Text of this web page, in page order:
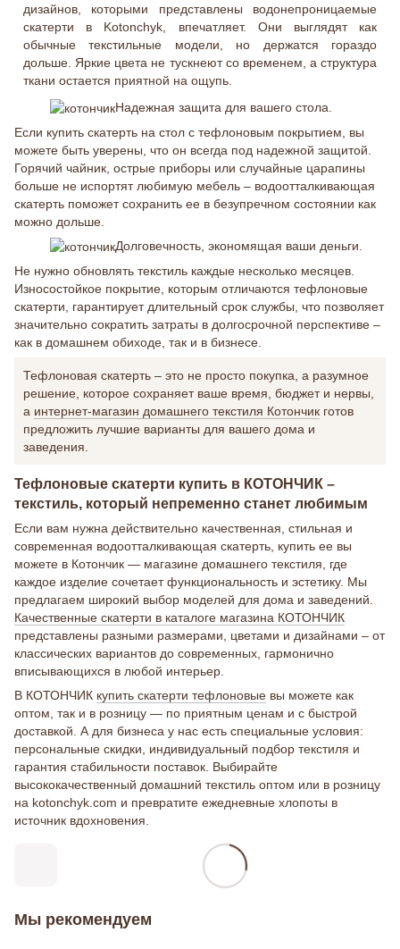
дизайнов, которыми представлены водонепроницаемые
скатерти в Kotonchyk, впечатляет. Они выглядят как
обычные текстильные модели, но держатся гораздо
дольше. Яркие цвета не тускнеют со временем, а структура
ткани остается приятной на ощупь.
Надежная защита для вашего стола.
Если купить скатерть на стол с тефлоновым покрытием, вы
можете быть уверены, что он всегда под надежной защитой.
Горячий чайник, острые приборы или случайные царапины
больше не испортят любимую мебель – водоотталкивающая
скатерть поможет сохранить ее в безупречном состоянии как
можно дольше.
Долговечность, экономящая ваши деньги.
Не нужно обновлять текстиль каждые несколько месяцев.
Износостойкое покрытие, которым отличаются тефлоновые
скатерти, гарантирует длительный срок службы, что позволяет
значительно сократить затраты в долгосрочной перспективе –
как в домашнем обиходе, так и в бизнесе.
Тефлоновая скатерть – это не просто покупка, а разумное
решение, которое сохраняет ваше время, бюджет и нервы,
а интернет-магазин домашнего текстиля Котончик готов
предложить лучшие варианты для вашего дома и
заведения.
Тефлоновые скатерти купить в КОТОНЧИК –
текстиль, который непременно станет любимым
Если вам нужна действительно качественная, стильная и
современная водоотталкивающая скатерть, купить ее вы
можете в Котончик — магазине домашнего текстиля, где
каждое изделие сочетает функциональность и эстетику. Мы
предлагаем широкий выбор моделей для дома и заведений.
Качественные скатерти в каталоге магазина КОТОНЧИК
представлены разными размерами, цветами и дизайнами – от
классических вариантов до современных, гармонично
вписывающихся в любой интерьер.
В КОТОНЧИК купить скатерти тефлоновые вы можете как
оптом, так и в розницу — по приятным ценам и с быстрой
доставкой. А для бизнеса у нас есть специальные условия:
персональные скидки, индивидуальный подбор текстиля и
гарантия стабильности поставок. Выбирайте
высококачественный домашний текстиль оптом или в розницу
на kotonchyk.com и превратите ежедневные хлопоты в
источник вдохновения.
Мы рекомендуем